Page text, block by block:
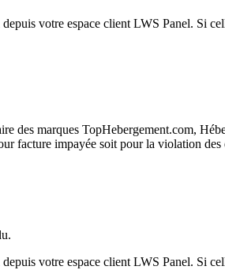
votre espace client LWS Panel. Si
des marques TopHebergement.com,
facture impayée soit pour la violation
votre espace client LWS Panel. Si